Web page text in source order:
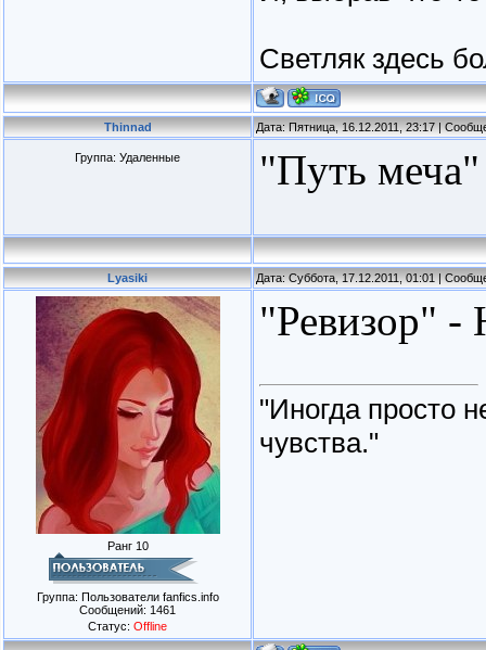
Светляк здесь
Thinnad Дата: Пятница, 16.12.2011, 23:17 |
Группа: Удаленные "Путь
Lyasiki Дата: Суббота, 17.12.2011, 01:01 |
Ранг 10
Группа: Пользователи fanfics.info
Сообщений: 1461
Статус: Offline
"Ревизор" -
"Иногда просто
чувства."